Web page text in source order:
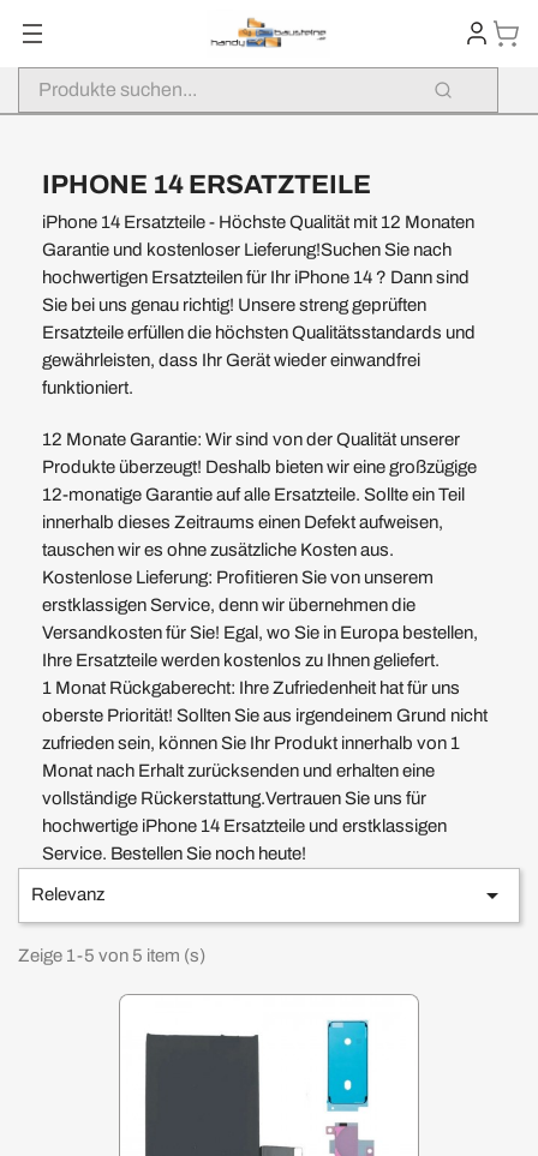
IPHONE 14 ERSATZTEILE
iPhone 14 Ersatzteile - Höchste Qualität mit 12 Monaten
Garantie und kostenloser Lieferung!Suchen Sie nach
hochwertigen Ersatzteilen für Ihr iPhone 14 ? Dann sind
Sie bei uns genau richtig! Unsere streng geprüften
Ersatzteile erfüllen die höchsten Qualitätsstandards und
gewährleisten, dass Ihr Gerät wieder einwandfrei
funktioniert.
12 Monate Garantie: Wir sind von der Qualität unserer
Produkte überzeugt! Deshalb bieten wir eine großzügige
12-monatige Garantie auf alle Ersatzteile. Sollte ein Teil
innerhalb dieses Zeitraums einen Defekt aufweisen,
tauschen wir es ohne zusätzliche Kosten aus.
Kostenlose Lieferung: Profitieren Sie von unserem
erstklassigen Service, denn wir übernehmen die
Versandkosten für Sie! Egal, wo Sie in Europa bestellen,
Ihre Ersatzteile werden kostenlos zu Ihnen geliefert.
1 Monat Rückgaberecht: Ihre Zufriedenheit hat für uns
oberste Priorität! Sollten Sie aus irgendeinem Grund nicht
zufrieden sein, können Sie Ihr Produkt innerhalb von 1
Monat nach Erhalt zurücksenden und erhalten eine
vollständige Rückerstattung.Vertrauen Sie uns für
hochwertige iPhone 14 Ersatzteile und erstklassigen
Service. Bestellen Sie noch heute!
Relevanz 
Zeige 1-5 von 5 item (s)